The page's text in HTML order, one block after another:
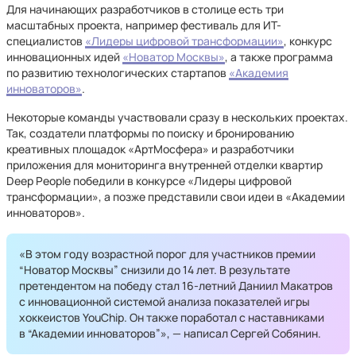
Для начинающих разработчиков в столице есть три
масштабных проекта, например фестиваль для ИТ-
специалистов «Лидеры цифровой трансформации», конкурс
инновационных идей «Новатор Москвы», а также программа
по развитию технологических стартапов «Академия
инноваторов».
Некоторые команды участвовали сразу в нескольких проектах.
Так, создатели платформы по поиску и бронированию
креативных площадок «АртМосфера» и разработчики
приложения для мониторинга внутренней отделки квартир
Deep People победили в конкурсе «Лидеры цифровой
трансформации», а позже представили свои идеи в «Академии
инноваторов».
«В этом году возрастной порог для участников премии
“Новатор Москвы” снизили до 14 лет. В результате
претендентом на победу стал 16-летний Даниил Макатров
с инновационной системой анализа показателей игры
хоккеистов YouChip. Он также поработал с наставниками
в “Академии инноваторов”», — написал Сергей Собянин.